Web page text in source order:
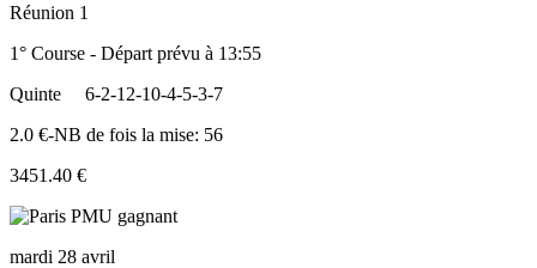
Réunion 1
1° Course - Départ prévu à 13:55
Quinte
6-2-12-10-4-5-3-7
2.0 €-NB de fois la mise: 56
3451.40 €
mardi 28 avril